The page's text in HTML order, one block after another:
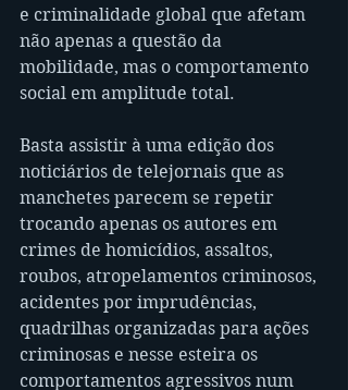
e criminalidade global que afetam
não apenas a questão da
mobilidade, mas o comportamento
social em amplitude total.
Basta assistir à uma edição dos
noticiários de telejornais que as
manchetes parecem se repetir
trocando apenas os autores em
crimes de homicídios, assaltos,
roubos, atropelamentos criminosos,
acidentes por imprudências,
quadrilhas organizadas para ações
criminosas e nesse esteira os
comportamentos agressivos num